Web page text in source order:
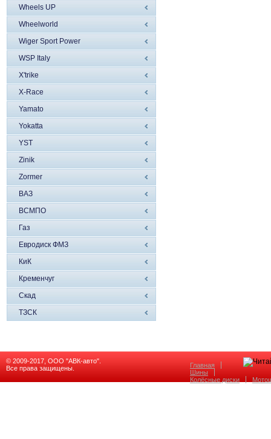
Wheels UP
Wheelworld
Wiger Sport Power
WSP Italy
X'trike
X-Race
Yamato
Yokatta
YST
Zinik
Zormer
ВАЗ
ВСМПО
Газ
Евродиск ФМЗ
КиК
Кременчуг
Скад
ТЗСК
© 2009-2017, ООО "АВК-авто".
Все права защищены.
Главная
Шины
Колёсные диски